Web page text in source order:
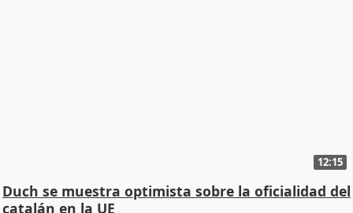
12:15
Duch se muestra optimista sobre la oficialidad del
catalán en la UE